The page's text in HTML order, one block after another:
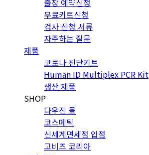
출장 예약신청
무료키트신청
검사 신청 서류
자주하는 질문
제품
코로나 진단키트
Human ID Multiplex PCR Kit
생산 제품
SHOP
다우진 몰
코스메틱
신세계면세점 입점
고비즈 코리아